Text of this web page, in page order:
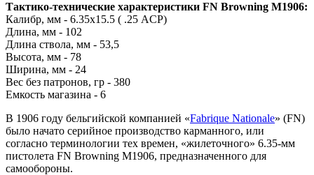
Тактико-технические характеристики FN Browning M1906:
Калибр, мм - 6.35х15.5 ( .25 ACP)
Длина, мм - 102
Длина ствола, мм - 53,5
Высота, мм - 78
Ширина, мм - 24
Вес без патронов, гр - 380
Емкость магазина - 6
В 1906 году бельгийской компанией «Fabrique Nationale» (FN)
было начато серийное производство карманного, или
согласно терминологии тех времен, «жилеточного» 6.35-мм
пистолета FN Browning M1906, предназначенного для
самообороны.